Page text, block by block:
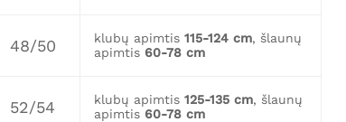
48/50 klubų apimtis 115-124 cm, šlaunų
apimtis 60-78 cm
52/54 klubų apimtis 125-135 cm, šlaunų
apimtis 60-78 cm